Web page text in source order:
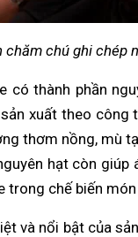
chăm chú ghi chép
có thành phần
xuất theo công
thơm nồng, mù
hạt còn giúp
trong chế biến món
và nổi bật của